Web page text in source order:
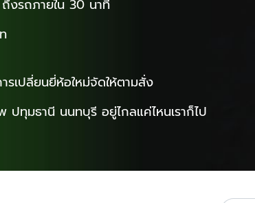
งรถภายใน 30 นาที
เปลี่ยนยี่ห้อใหม่จัดให้ตามสั่ง
ทุมธานี นนทบุรี อยู่ไกลแค่ไหนเราก็ไป